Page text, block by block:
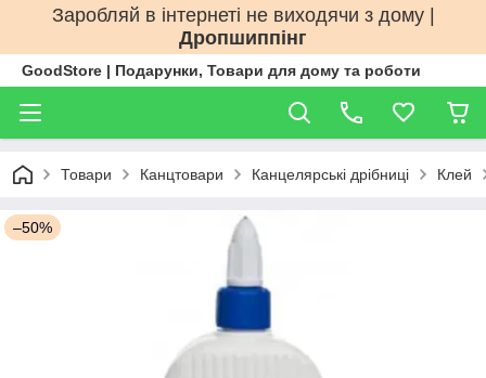
Заробляй в інтернеті не виходячи з дому |
Дропшиппінг
GoodStore | Подарунки, Товари для дому та роботи
Товари Канцтовари Канцелярські дрібниці Клей
–50%